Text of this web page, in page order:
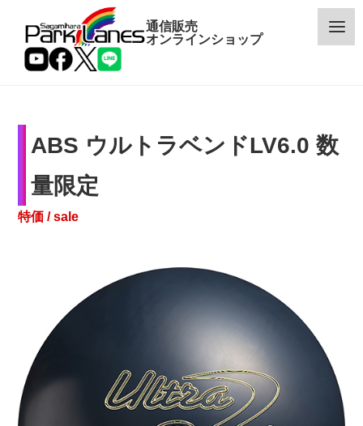
通信販売
オンラインショップ
限定商品
加工料金表
ABS ウルトラベンドLV6.0 数
量限定
特価 / sale